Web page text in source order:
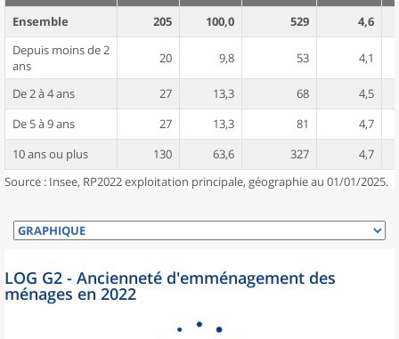
Ensemble
205 100,0 529
4,6
Depuis moins de 2
ans
20 9,8 53 4,1
De 2 à 4 ans 27 13,3 68
4,5
De 5 à 9 ans
27 13,3 81
4,7
10 ans ou plus
130 63,6 327
4,7
Source : Insee, RP2022 exploitation principale, géographie au 01/01/2025.
LOG G2 - Ancienneté d'emménagement des
ménages en 2022